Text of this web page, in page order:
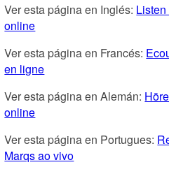
Ver esta página en Inglés:
online
Ver esta página en Francés:
en ligne
Ver esta página en Alemán:
online
Ver esta página en Portugues:
Marqs ao vivo